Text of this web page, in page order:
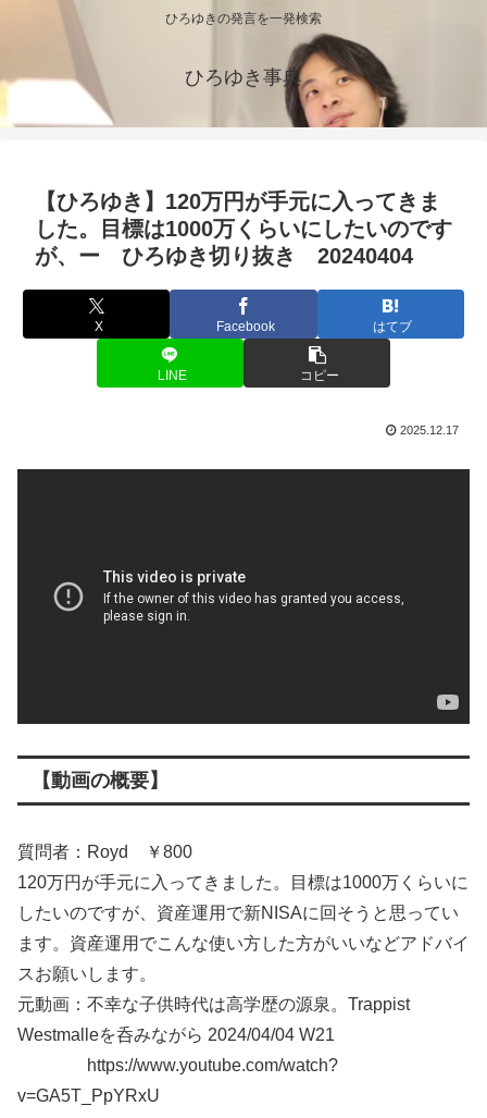
ひろゆきの発言を一発検索
ひろゆき事典
【ひろゆき】120万円が手元に入ってきま
した。目標は1000万くらいにしたいのです
が、ー ひろゆき切り抜き 20240404
X Facebook はてブ
LINE コピー
2025.12.17
【動画の概要】
質問者：Royd ￥800
120万円が手元に入ってきました。目標は1000万くらいに
したいのですが、資産運用で新NISAに回そうと思ってい
ます。資産運用でこんな使い方した方がいいなどアドバイ
スお願いします。
元動画：不幸な子供時代は高学歴の源泉。Trappist
Westmalleを呑みながら 2024/04/04 W21
https://www.youtube.com/watch?
v=GA5T_PpYRxU